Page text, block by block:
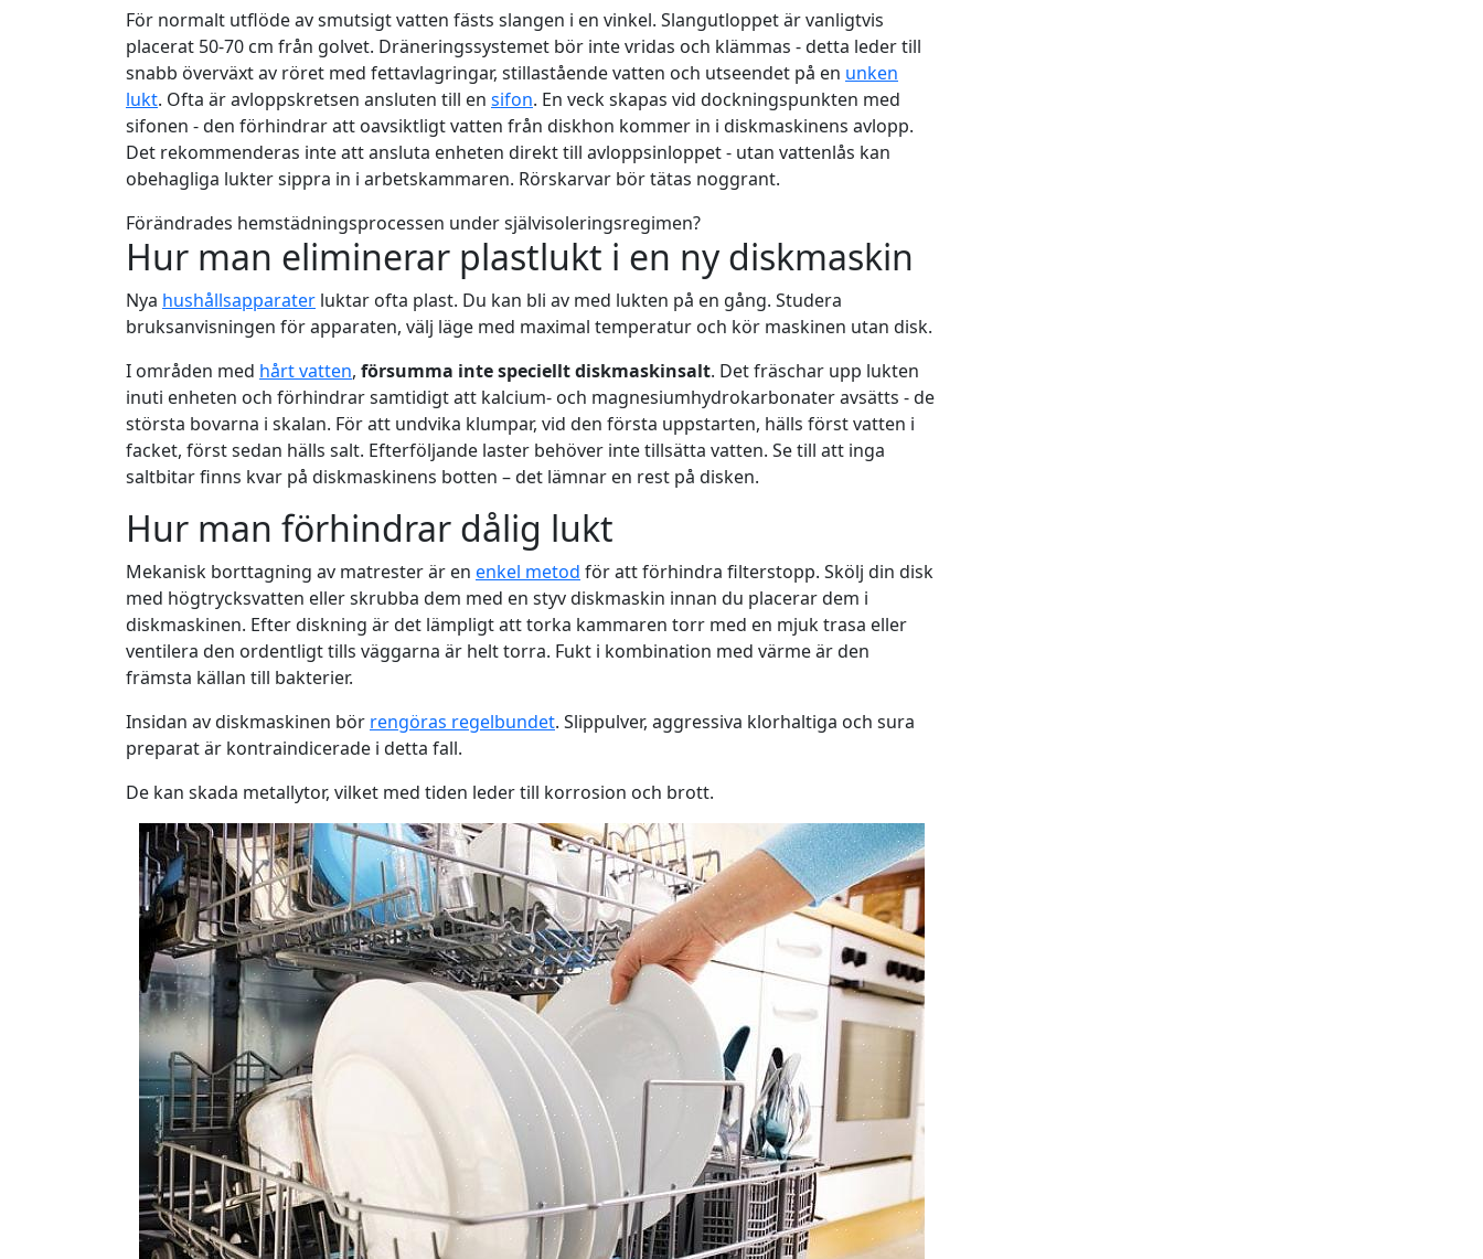
För normalt utflöde av smutsigt vatten fästs slangen i en vinkel. Slangutloppet är vanligtvis
placerat 50-70 cm från golvet. Dräneringssystemet bör inte vridas och klämmas - detta leder till
snabb överväxt av röret med fettavlagringar, stillastående vatten och utseendet på en unken
lukt. Ofta är avloppskretsen ansluten till en sifon. En veck skapas vid dockningspunkten med
sifonen - den förhindrar att oavsiktligt vatten från diskhon kommer in i diskmaskinens avlopp.
Det rekommenderas inte att ansluta enheten direkt till avloppsinloppet - utan vattenlås kan
obehagliga lukter sippra in i arbetskammaren. Rörskarvar bör tätas noggrant.
Förändrades hemstädningsprocessen under självisoleringsregimen?
Hur man eliminerar plastlukt i en ny diskmaskin
Nya hushållsapparater luktar ofta plast. Du kan bli av med lukten på en gång. Studera
bruksanvisningen för apparaten, välj läge med maximal temperatur och kör maskinen utan disk.
I områden med hårt vatten, försumma inte speciellt diskmaskinsalt. Det fräschar upp lukten
inuti enheten och förhindrar samtidigt att kalcium- och magnesiumhydrokarbonater avsätts - de
största bovarna i skalan. För att undvika klumpar, vid den första uppstarten, hälls först vatten i
facket, först sedan hälls salt. Efterföljande laster behöver inte tillsätta vatten. Se till att inga
saltbitar finns kvar på diskmaskinens botten – det lämnar en rest på disken.
Hur man förhindrar dålig lukt
Mekanisk borttagning av matrester är en enkel metod för att förhindra filterstopp. Skölj din disk
med högtrycksvatten eller skrubba dem med en styv diskmaskin innan du placerar dem i
diskmaskinen. Efter diskning är det lämpligt att torka kammaren torr med en mjuk trasa eller
ventilera den ordentligt tills väggarna är helt torra. Fukt i kombination med värme är den
främsta källan till bakterier.
Insidan av diskmaskinen bör rengöras regelbundet. Slippulver, aggressiva klorhaltiga och sura
preparat är kontraindicerade i detta fall.
De kan skada metallytor, vilket med tiden leder till korrosion och brott.